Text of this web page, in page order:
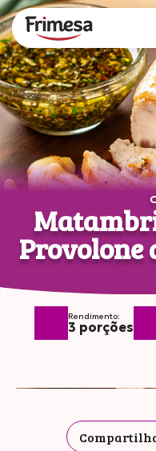
Rendimento:
3 porções
Edição 127